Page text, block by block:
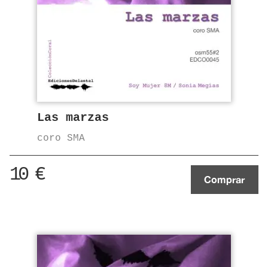
Las marzas
coro SMA
10 € Comprar